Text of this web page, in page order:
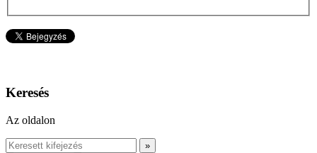
Keresés
Az oldalon